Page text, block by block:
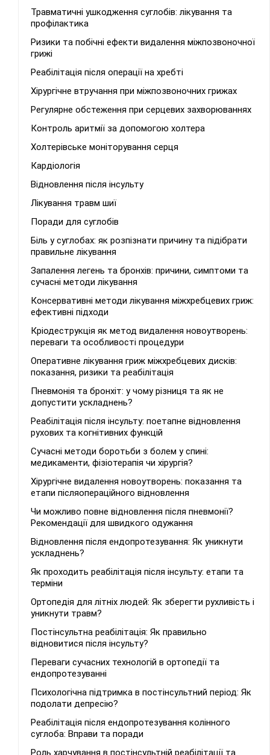
Травматичні ушкодження суглобів: лікування та
профілактика
Ризики та побічні ефекти видалення міжпозвоночної
грижі
Реабілітація після операції на хребті
Хірургічне втручання при міжпозвоночних грижах
Регулярне обстеження при серцевих захворюваннях
Контроль аритмії за допомогою холтера
Холтерівське моніторування серця
Кардіологія
Відновлення після інсульту
Лікування травм шиї
Поради для суглобів
Біль у суглобах: як розпізнати причину та підібрати
правильне лікування
Запалення легень та бронхів: причини, симптоми та
сучасні методи лікування
Консервативні методи лікування міжхребцевих гриж:
ефективні підходи
Кріодеструкція як метод видалення новоутворень:
переваги та особливості процедури
Оперативне лікування гриж міжхребцевих дисків:
показання, ризики та реабілітація
Пневмонія та бронхіт: у чому різниця та як не
допустити ускладнень?
Реабілітація після інсульту: поетапне відновлення
рухових та когнітивних функцій
Сучасні методи боротьби з болем у спині:
медикаменти, фізіотерапія чи хірургія?
Хірургічне видалення новоутворень: показання та
етапи післяопераційного відновлення
Чи можливо повне відновлення після пневмонії?
Рекомендації для швидкого одужання
Відновлення після ендопротезування: Як уникнути
ускладнень?
Як проходить реабілітація після інсульту: етапи та
терміни
Ортопедія для літніх людей: Як зберегти рухливість і
уникнути травм?
Постінсультна реабілітація: Як правильно
відновитися після інсульту?
Переваги сучасних технологій в ортопедії та
ендопротезуванні
Психологічна підтримка в постінсультний період: Як
подолати депресію?
Реабілітація після ендопротезування колінного
суглоба: Вправи та поради